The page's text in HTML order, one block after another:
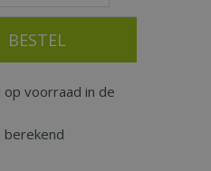
op voorraad in de
berekend